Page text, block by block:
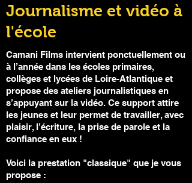
Journalisme et vidéo à
l'école
Camani Films intervient ponctuellement ou
à l’année dans les écoles primaires,
collèges et lycées de Loire-Atlantique et
propose des ateliers journalistiques en
s’appuyant sur la vidéo. Ce support attire
les jeunes et leur permet de travailler, avec
plaisir, l’écriture, la prise de parole et la
confiance en eux !
Voici la prestation "classique" que je vous
propose :